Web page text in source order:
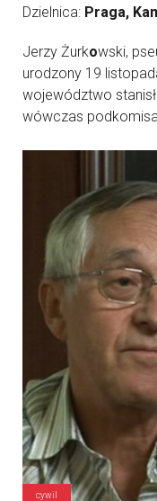
Dzielnica: Praga,
Jerzy Żurkowski,
urodzony 19
województwo
wówczas
cywil